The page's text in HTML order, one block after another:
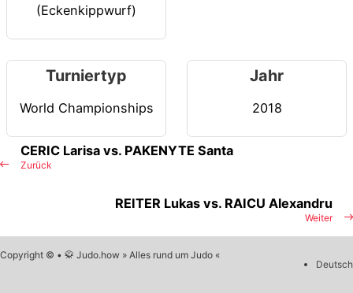
(Eckenkippwurf)
Turniertyp
World Championships
Jahr
2018
Zurück
CERIC Larisa vs. PAKENYTE Santa
Weiter
REITER Lukas vs. RAICU Alexandru
Copyright © • 🥋 Judo.how » Alles rund um Judo «
Deutsch